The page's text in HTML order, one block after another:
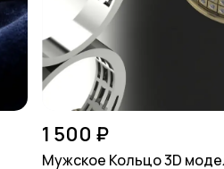
1 500 ₽
Мужское Кольцо 3D